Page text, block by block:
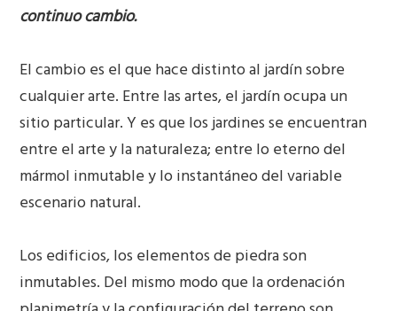
continuo cambio.
El cambio es el que hace distinto al jardín sobre
cualquier arte. Entre las artes, el jardín ocupa un
sitio particular. Y es que los jardines se encuentran
entre el arte y la naturaleza; entre lo eterno del
mármol inmutable y lo instantáneo del variable
escenario natural.
Los edificios, los elementos de piedra son
inmutables. Del mismo modo que la ordenación